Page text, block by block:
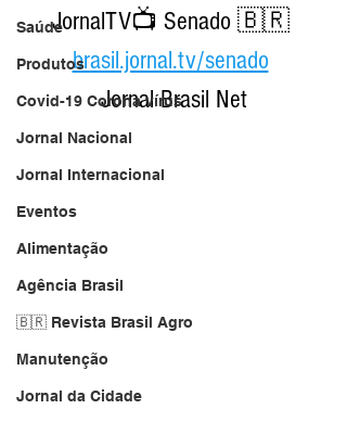
Saúde
Produtos
Covid-19 Corona vírus
Jornal Nacional
Jornal Internacional
Eventos
Alimentação
Agência Brasil
🇧🇷 Revista Brasil Agro
Manutenção
Jornal da Cidade
JornalTV📺 Senado 🇧🇷
brasil.jornal.tv/senado
Jornal Brasil Net